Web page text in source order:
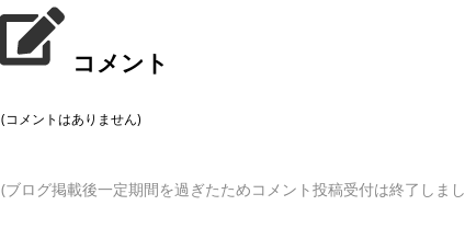
コメント
(コメントはありません)
(ブログ掲載後一定期間を過ぎたためコメント投稿受付は終了しま